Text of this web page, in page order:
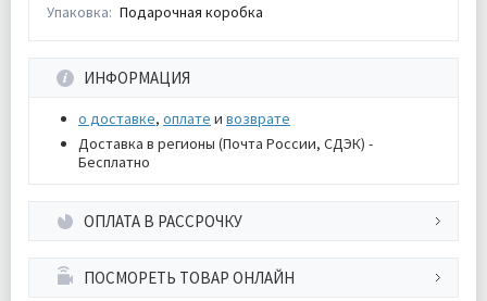
Упаковка: Подарочная коробка
ИНФОРМАЦИЯ
о доставке, оплате и возврате
Доставка в регионы (Почта России, СДЭК) -
Бесплатно
ОПЛАТА В РАССРОЧКУ
ПОСМОРЕТЬ ТОВАР ОНЛАЙН